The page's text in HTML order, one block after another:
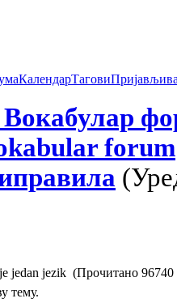
КалендарТагови
Вокабулар
forum
jedan jezik (Прочитано 96740
тему.